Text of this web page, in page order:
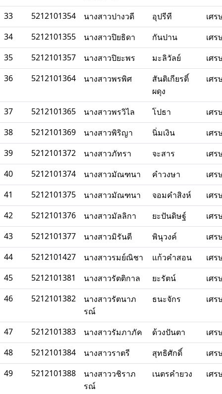
33 5212101354 นางสาวปางวดี อุปรีที
เศ
34
5212101355 นางสาวปิยธิดา กันปาน
เศ
35
5212101357 นางสาวปิยะพร มะลิวัลย์
เศ
36
5212101364 นางสาวพรพิศ
สันติเกียรติ์
ผดุง
เศ
37 5212101365 นางสาวพรวิไล โปธา
เศ
38
5212101369 นางสาวพิริญา นิ่มเงิน
เศ
39
5212101372 นางสาวภัทรา จะสาร
เศ
40
5212101374 นางสาวมัณฑนา คำวงษา
เศ
41
5212101375 นางสาวมัณฑนา จอมคำสิงห์
เศ
42
5212101376 นางสาวมัลลิกา ยะปันดิษฐ์
เศ
43
5212101377 นางสาวมิรันตี พินุวงค์
เศ
44
5212101427 นางสาวรมย์ณิชา แก้วคำสอน
เศ
45
5212101381 นางสาวรัตติกาล ยะรัตน์
เศ
46
5212101382
นางสาวรัตนาภ
รณ์
ธนะจักร เศ
47 5212101383 นางสาวรัมภาภัค ด้วงปันตา
เศ
48
5212101384 นางสาวราตรี สุทธิศักดิ์
เศ
49
5212101388
นางสาววชิราภ
รณ์
เนตรคำยวง เศ